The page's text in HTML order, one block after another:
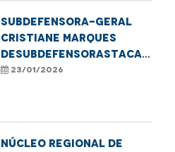
Subdefensora-Geral
Cristiane Marques
deSubdefensorastaca
Defensoria Protetiva
23/01/2026
NÚCLEO REGIONAL DE